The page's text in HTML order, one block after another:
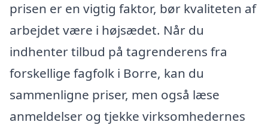
prisen er en vigtig faktor, bør kvaliteten af
arbejdet være i højsædet. Når du
indhenter tilbud på tagrenderens fra
forskellige fagfolk i Borre, kan du
sammenligne priser, men også læse
anmeldelser og tjekke virksomhedernes